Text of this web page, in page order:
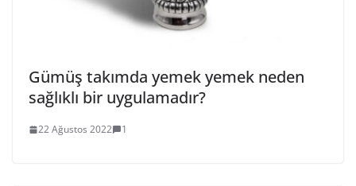
Gümüş takımda yemek yemek neden
sağlıklı bir uygulamadır?
22 Ağustos 2022 1